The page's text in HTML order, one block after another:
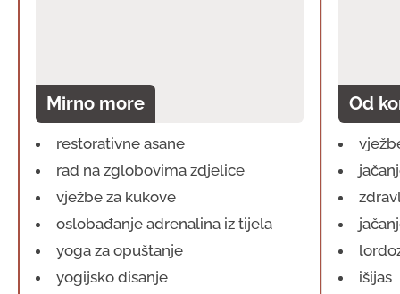
Mirno more
restorativne asane
rad na zglobovima zdjelice
vježbe za kukove
oslobađanje adrenalina iz tijela
yoga za opuštanje
yogijsko disanje
Od
išijas